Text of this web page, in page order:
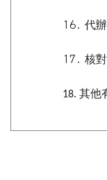
16. 代
17. 核
18. 其他